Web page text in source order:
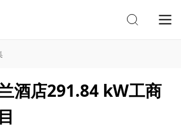
酒店291.84 kW工商